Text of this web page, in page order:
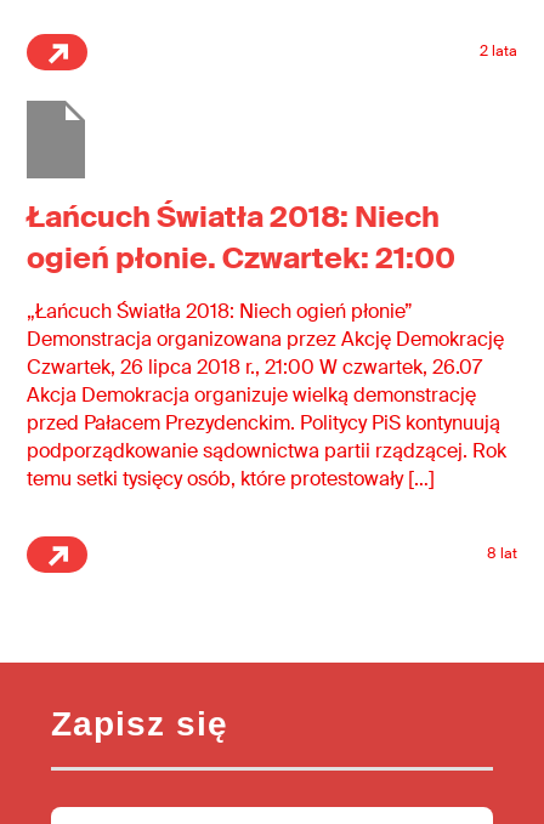
2 lata
Łańcuch Światła 2018: Niech
ogień płonie. Czwartek: 21:00
„Łańcuch Światła 2018: Niech ogień płonie”
Demonstracja organizowana przez Akcję Demokrację
Czwartek, 26 lipca 2018 r., 21:00 W czwartek, 26.07
Akcja Demokracja organizuje wielką demonstrację
przed Pałacem Prezydenckim. Politycy PiS kontynuują
podporządkowanie sądownictwa partii rządzącej. Rok
temu setki tysięcy osób, które protestowały […]
8 lat
Zapisz się